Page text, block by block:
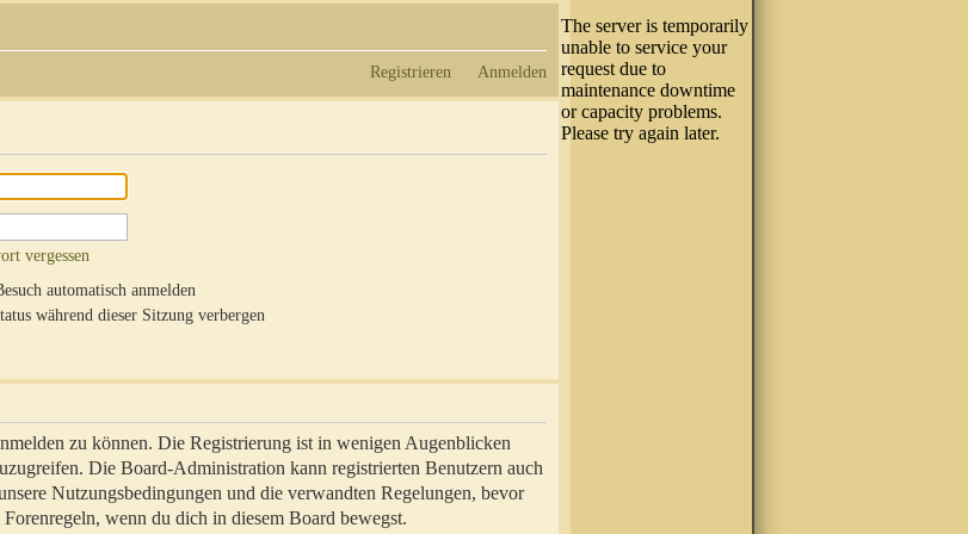
Registrieren Anmelden
vergessen
automatisch anmelden
während dieser Sitzung verbergen
zu können. Die Registrierung ist in wenigen Augenblicken
Die Board-Administration kann registrierten Benutzern auch
Nutzungsbedingungen und die verwandten Regelungen, bevor
wenn du dich in diesem Board bewegst.